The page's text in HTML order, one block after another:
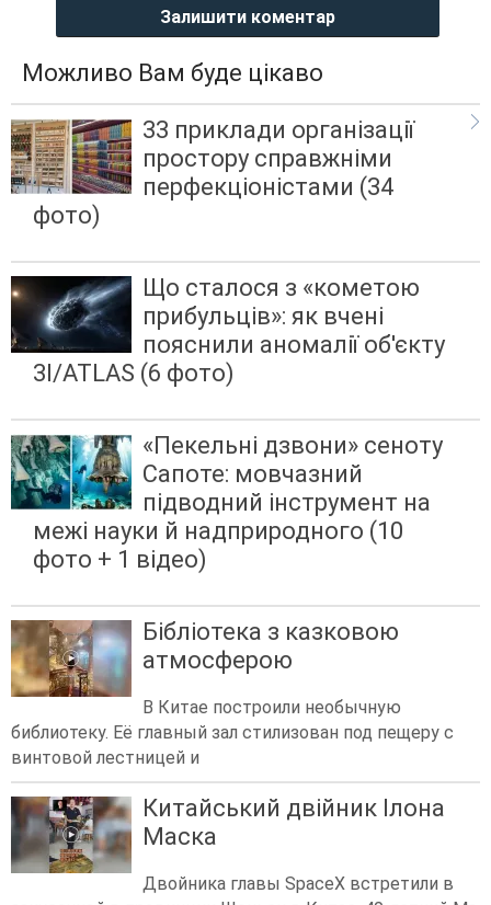
Залишити коментар
Можливо Вам буде цікаво
33 приклади організації
простору справжніми
перфекціоністами (34
фото)
Що сталося з «кометою
прибульців»: як вчені
пояснили аномалії об'єкту
3I/ATLAS (6 фото)
«Пекельні дзвони» сеноту
Сапоте: мовчазний
підводний інструмент на
межі науки й надприродного (10
фото + 1 відео)
Бібліотека з казковою
атмосферою
В Китае построили необычную
библиотеку. Её главный зал стилизован под пещеру с
винтовой лестницей и
Китайський двійник Ілона
Маска
Двойника главы SpaceX встретили в